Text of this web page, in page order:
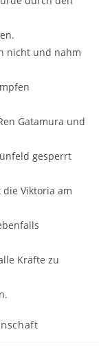
nicht und nahm
Gatamura und
gesperrt
Viktoria am
Kräfte zu